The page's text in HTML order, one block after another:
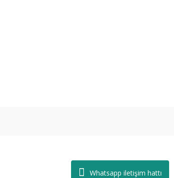
Whatsapp iletişim hattı